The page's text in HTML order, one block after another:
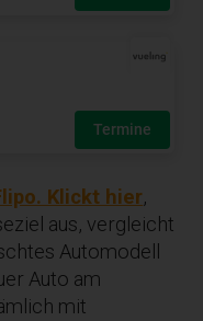
Klickt hier,
aus, vergleicht
Automodell
Auto am
mit